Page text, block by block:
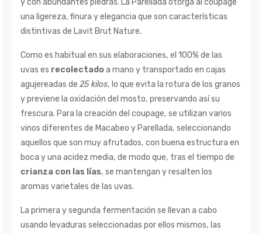
y con abundantes piedras. La Parellada otorga al coupage
una ligereza, finura y elegancia que son características
distintivas de Lavit Brut Nature.
Como es habitual en sus elaboraciones, el 100% de las
uvas es recolectadoa mano y transportado en cajas
agujereadas de 25 kilos, lo que evita la rotura de los granos
y previene la oxidación del mosto, preservando así su
frescura. Para la creación del coupage, se utilizan varios
vinos diferentes de Macabeo y Parellada, seleccionando
aquellos que son muy afrutados, con buena estructura en
boca y una acidez media, de modo que, tras el tiempo de
crianza con las lías, se mantengan y resalten los
aromas varietales de las uvas.
La primera y segunda fermentación se llevan a cabo
usando levaduras seleccionadas por ellos mismos, las